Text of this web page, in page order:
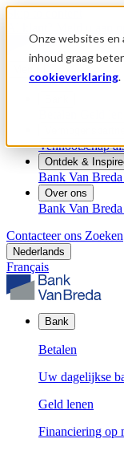
Onze websites en
inhoud graag
cookieverklaring.
Skip to content
Vennootschap
Ontdek &
Bank Van
Over ons
Bank Van Breda
Contacteer ons Zoeken
Nederlands
Français
Bank
Betalen
Uw dagelijkse
Geld lenen
Financiering op